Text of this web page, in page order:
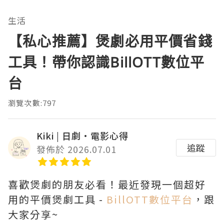
生活
【私心推薦】煲劇必用平價省錢
工具！帶你認識BillOTT數位平
台
瀏覽次數:797
Kiki | 日劇•電影心得
發佈於 2026.07.01
追蹤
喜歡煲劇的朋友必看！ 最近發現一個超好
用的平價煲劇工具 - BillOTT數位平台 ，跟
大家分享~